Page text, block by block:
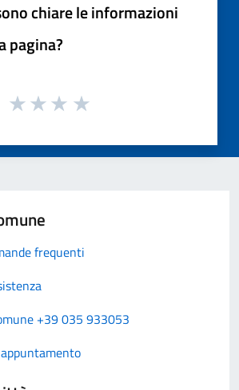
chiare le informazioni
pagina?
frequenti
+39 035 933053